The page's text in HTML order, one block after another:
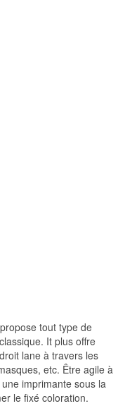
tout type de
It plus offre
lane à travers les
etc. Être agile à
imprimante sous la
le fixé coloration.